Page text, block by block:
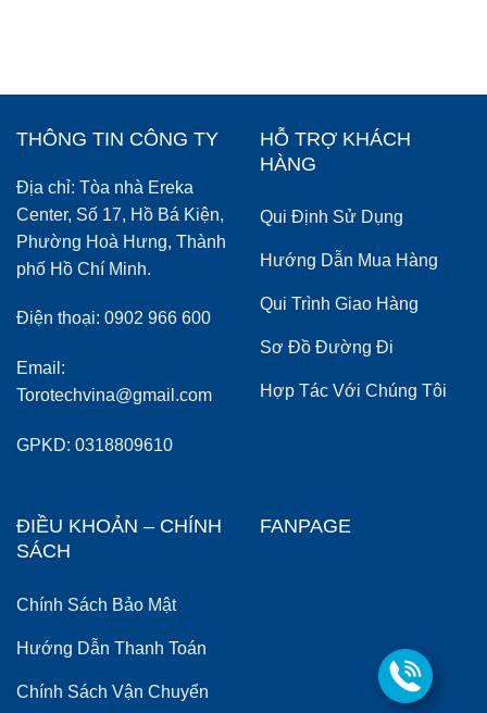
THÔNG TIN CÔNG TY
Địa chỉ: Tòa nhà Ereka
Center, Số 17, Hồ Bá Kiện,
Phường Hoà Hưng, Thành
phố Hồ Chí Minh.
Điện thoại: 0902 966 600
Email:
Torotechvina@gmail.com
GPKD: 0318809610
HỖ TRỢ KHÁCH
HÀNG
Qui Định Sử Dụng
Hướng Dẫn Mua Hàng
Qui Trình Giao Hàng
Sơ Đồ Đường Đi
Hợp Tác Với Chúng Tôi
ĐIỀU KHOẢN – CHÍNH
SÁCH
Chính Sách Bảo Mật
Hướng Dẫn Thanh Toán
Chính Sách Vận Chuyển
FANPAGE